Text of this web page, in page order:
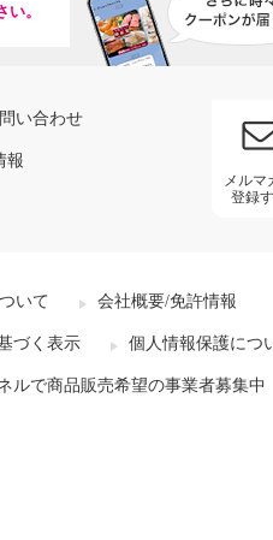
。
い合わせ
報
メルマ
登録
いて 会社概要/免許情報
づく表示 個人情報保護につ
ルで商品販売希望の事業者募集中